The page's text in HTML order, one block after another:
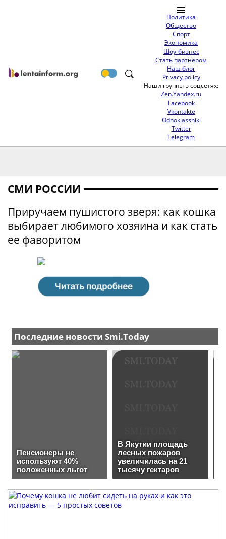
Политика
Общество
Спорт
Экономика
Шоу-бизнес
Стать партнером
Наш блог
Privacy policy
Наши группы в соцсетях:
Zen.Yandex.ru
Facebook
Vkontakte
Odnoklassniki
Twitter
Telegram
СМИ РОССИИ
Приручаем пушистого зверя: как кошка
выбирает любимого хозяина и как стать
ее фаворитом